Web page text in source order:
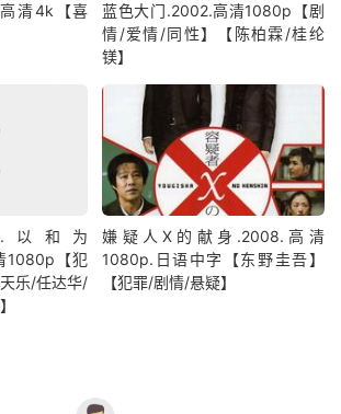
清4k【喜
蓝色大门.2002.高清1080p【剧
情/爱情/同性】【陈柏霖/桂纶
镁】
和为
1080p【犯
乐/任达华/
嫌疑人X的献身.2008.高清
1080p.日语中字【东野圭吾】
【犯罪/剧情/悬疑】